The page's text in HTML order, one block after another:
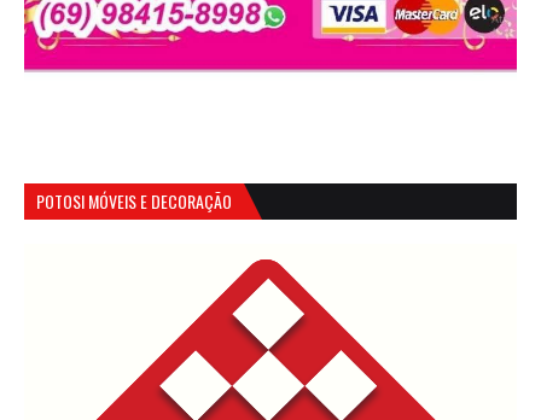
POTOSI MÓVEIS E DECORAÇÃO